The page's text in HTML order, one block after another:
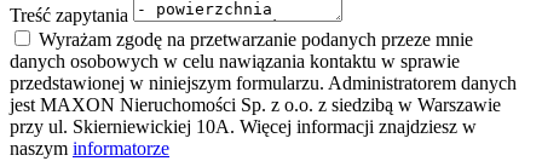
Treść zapytania
Wyrażam zgodę na przetwarzanie podanych przeze mnie
danych osobowych w celu nawiązania kontaktu w sprawie
przedstawionej w niniejszym formularzu. Administratorem danych
jest MAXON Nieruchomości Sp. z o.o. z siedzibą w Warszawie
przy ul. Skierniewickiej 10A. Więcej informacji znajdziesz w
naszym informatorze